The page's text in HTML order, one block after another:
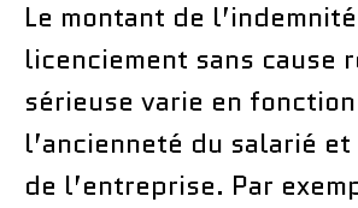
Le montant de
licenciement sans cause
sérieuse varie en
l’ancienneté du salarié
de l’entreprise. Par